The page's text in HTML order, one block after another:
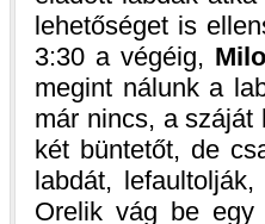
lehetőséget is
3:30 a végéig,
megint nálunk a
már nincs, a száját
két büntetőt, de
labdát,
Orelik vág be egy